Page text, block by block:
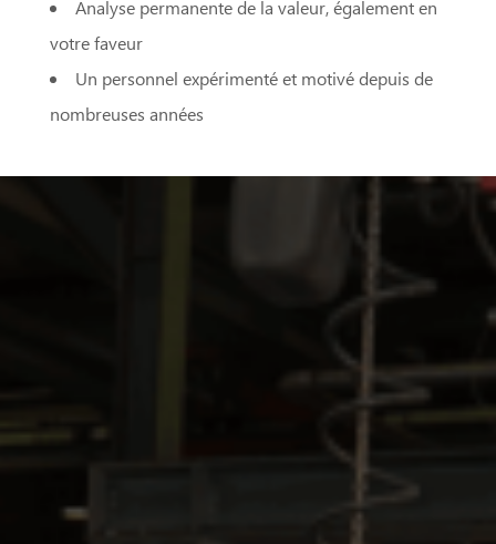
Analyse permanente de la valeur, également en
votre faveur
Un personnel expérimenté et motivé depuis de
nombreuses années